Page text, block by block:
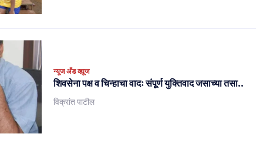
न्यूज अँड व्ह्यूज
शिवसेना पक्ष व चिन्हाचा वादः संपूर्ण युक्तिवाद जसाच्या तसा..
विक्रांत पाटील